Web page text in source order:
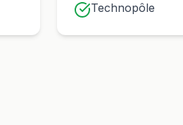
Technopôle